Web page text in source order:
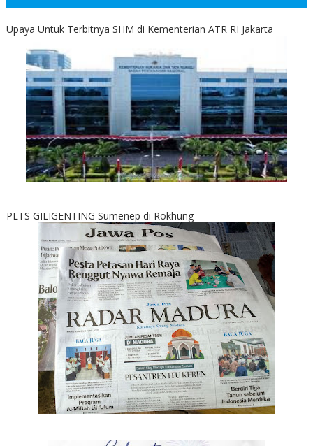
Upaya Untuk Terbitnya SHM di Kementerian ATR RI Jakarta
PLTS GILIGENTING Sumenep di Rokhung